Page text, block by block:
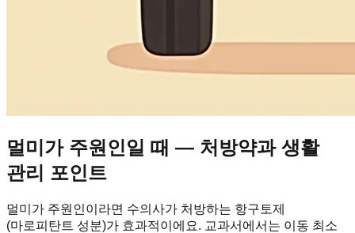
멀미가 주원인일 때 — 처방약과 생활
관리 포인트
멀미가 주원인이라면 수의사가 처방하는 항구토제
(마로피탄트 성분)가 효과적이에요. 교과서에서는 이동 최소